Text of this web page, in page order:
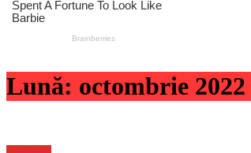
Lună: octombrie 2022